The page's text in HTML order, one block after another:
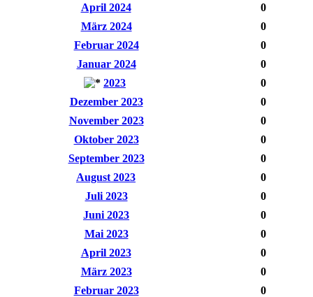
April 2024
0
März 2024
0
Februar 2024
0
Januar 2024
0
2023
0
Dezember 2023
0
November 2023
0
Oktober 2023
0
September 2023
0
August 2023
0
Juli 2023
0
Juni 2023
0
Mai 2023
0
April 2023
0
März 2023
0
Februar 2023
0